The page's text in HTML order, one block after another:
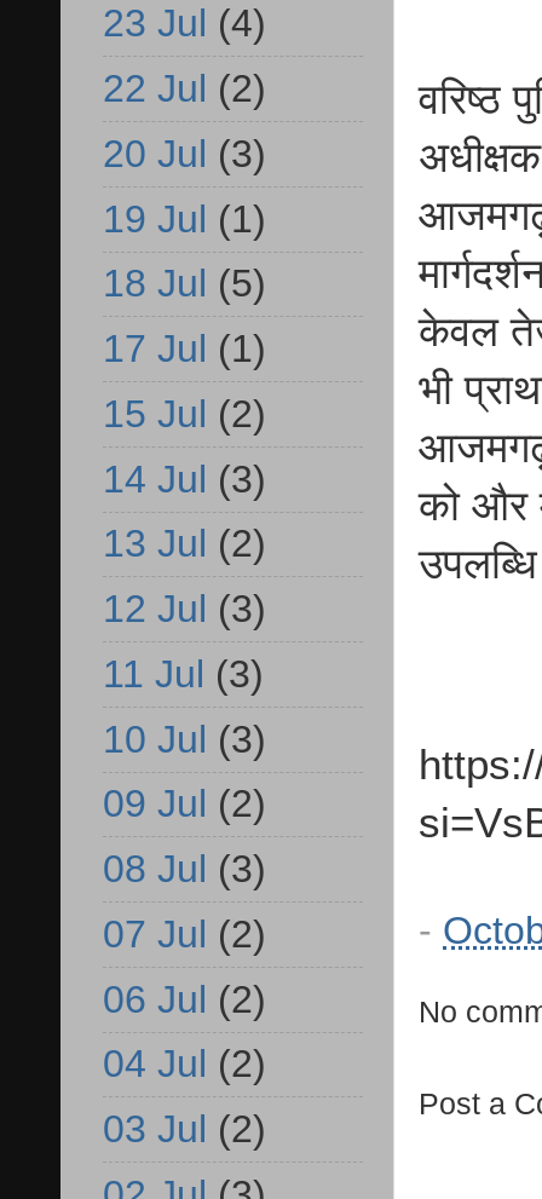
वरिष्ठ
आजमगढ़
केवल
भी
आजमगढ़
को और
-
No
Post a
23 Jul (4)
22 Jul (2)
20 Jul (3)
19 Jul (1)
18 Jul (5)
17 Jul (1)
15 Jul (2)
14 Jul (3)
13 Jul (2)
12 Jul (3)
11 Jul (3)
10 Jul (3)
09 Jul (2)
08 Jul (3)
07 Jul (2)
06 Jul (2)
04 Jul (2)
03 Jul (2)